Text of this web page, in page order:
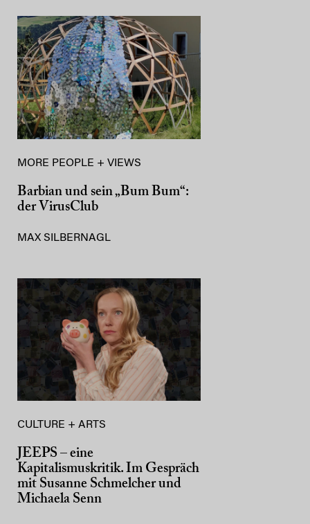
MORE PEOPLE + VIEWS
Barbian und sein „Bum Bum“:
der VirusClub
MAX SILBERNAGL
CULTURE + ARTS
JEEPS – eine
Kapitalismuskritik. Im Gespräch
mit Susanne Schmelcher und
Michaela Senn